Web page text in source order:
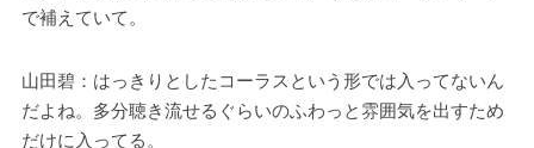
で補えていて。
山田碧：はっきりとしたコーラスという形では入ってないん
だよね。多分聴き流せるぐらいのふわっと雰囲気を出すため
だけに入ってる。